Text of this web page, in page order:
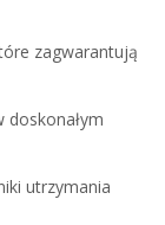
zagwarantują
doskonałym
utrzymania